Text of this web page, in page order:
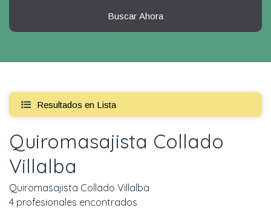
Buscar Ahora
Resultados en Lista
Quiromasajista Collado
Villalba
Quiromasajista Collado Villalba
4 profesionales encontrados